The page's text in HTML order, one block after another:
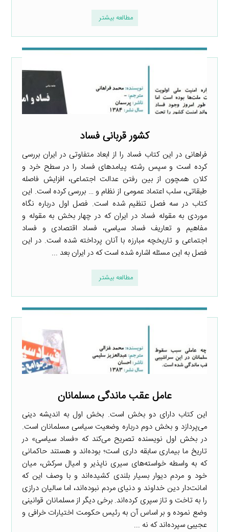
مطالعه بیشتر
کشور قربانی فساد
ف‍راه‍ان‍ی در این کتاب فساد را از ابعاد متفاوتی در ایران بررسی
کرده است و سپس رشته پیامدهای فساد را در سطح خرد و
کلان همچون از بین رفتن عدالت اجتماعی، افزایش فاصله
طبقاتی، سلب اعتماد عمومی از نظام و … بررسی کرده است. این
کتاب در سه فصل تنظیم شده است. فصل اول درباره نگاه
موردی به مقوله فساد در ایران که در چهار بخش به مقوله و
مفاهیم و تعاریف فساد سیاسی، فساد اقتصادی و فساد
اجتماعی و تاریخچه مبارزه با آنان پرداخته شده است. در این
فصل به این مسئله اشاره شده است که در ایران بعد ...
مطالعه بیشتر
عامل عقب ماندگی مسلمانان
این کتاب دارای دو بخش است. بخش اول به اندیشه دینی
می‌پردازد و بخش دوم درباره وضعیت سیاسی مسلمانان است.
در بخش اول نویسنده تصریح می‌کند که «فساد سیاسی» در
تاریخ ما بیماری سابقه داری است؛ بوده‌اند و هستند حاکمانی
که به واسطه خواسته‌های سیری ناپذیر و امیال سرکش، میان
خود و مردم دیوار بسیار بلندی کشیده‌اند و با وصف این که
امانت‌دار دین خداوند و دنیای مردم نبوده‌اند، اما سالیان درازی
را به تاخت و تاز سپری کرده‌اند. برخی دیگر از مسلمانان قوانینی
وضع نموده و بر اساس آن به رئیس حکومت اختیارات خرافی و
عجیبی سپرده‌اند که نه ...